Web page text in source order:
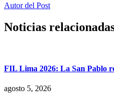
Autor del Post
Noticias
FIL Lima 2026: La San Pablo
agosto 5, 2026